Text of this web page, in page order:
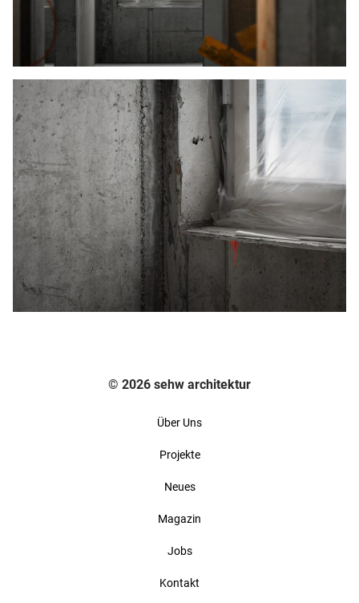
© 2026 sehw architektur
Über Uns
Projekte
Neues
Magazin
Jobs
Kontakt